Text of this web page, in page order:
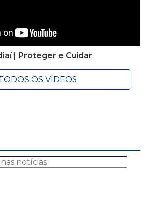
| Proteger e Cuidar
OS VÍDEOS